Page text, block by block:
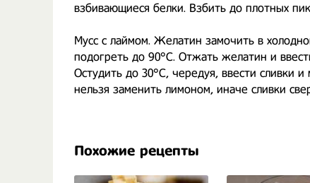
взбивающиеся белки. Взбить до плотных
Мусс с лаймом. Желатин замочить в
подогреть до 90°С. Отжать желатин и
Остудить до 30°С, чередуя, ввести сливки
нельзя заменить лимоном, иначе сливки
Похожие рецепты